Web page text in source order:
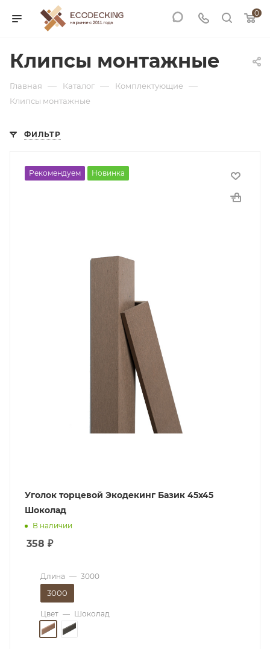
0
Клипсы монтажные
Главная — Каталог — Комплектующие —
Клипсы монтажные
ФИЛЬТР
Рекомендуем Новинка
Уголок торцевой Экодекинг Базик 45х45
Шоколад
В наличии
358 ₽
Длина — 3000
3000
Цвет — Шоколад